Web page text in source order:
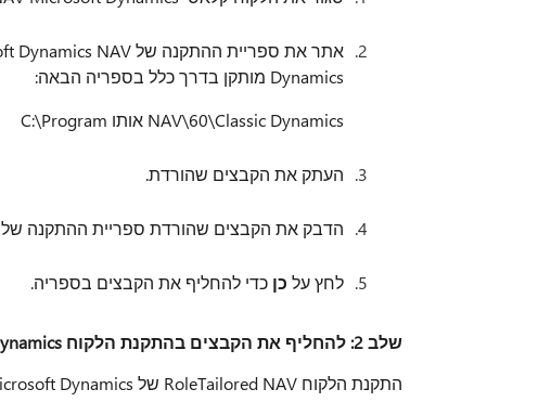
Dynamics מותקן בדרך כלל בספריה הבאה:
NAV\60\Classic Dynamics אותו C:\Program
העתק את הקבצים שהורדת.
הדבק את הקבצים שהורדת ספריית ההתקנה של Microsoft Dynamics NAV קלאסי לקוח.
לחץ על כן כדי להחליף את הקבצים בספריה.
שלב 2: להחליף את הקבצים בהתקנת הלקוח Microsoft Dynamics ניווט RoleTailored